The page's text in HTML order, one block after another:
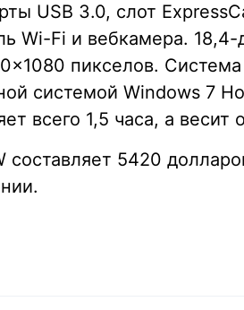
USB 3.0, слот
Wi-Fi и вебкамера.
пикселов. Система
системой Windows 7
всего 1,5 часа, а весит
составляет 5420